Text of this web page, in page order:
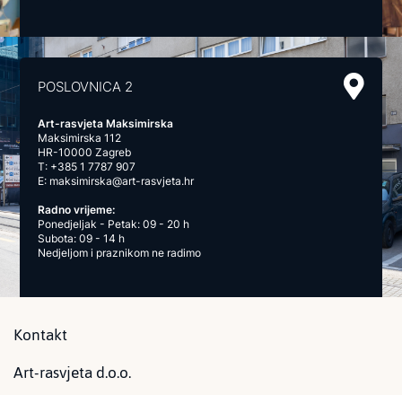
POSLOVNICA 2
Art-rasvjeta Maksimirska
Maksimirska 112
HR-10000 Zagreb
T: +385 1 7787 907
E: maksimirska@art-rasvjeta.hr
Radno vrijeme:
Ponedjeljak - Petak: 09 - 20 h
Subota: 09 - 14 h
Nedjeljom i praznikom ne radimo
Kontakt
Art-rasvjeta d.o.o.